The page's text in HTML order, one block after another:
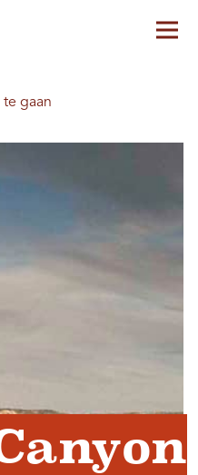
te gaan